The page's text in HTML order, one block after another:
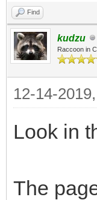
Find
kudzu
Raccoon in
12-14-
Look in
The